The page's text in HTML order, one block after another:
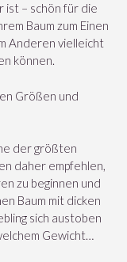
ist – schön für die
Baum zum Einen
Anderen vielleicht
können.
Größen und
der größten
daher empfehlen,
zu beginnen und
Baum mit dicken
sich austoben
Gewicht…